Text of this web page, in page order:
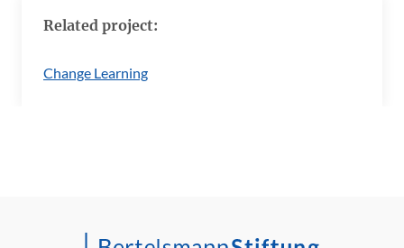
Related project:
Change Learning